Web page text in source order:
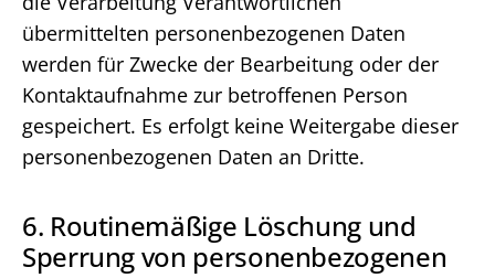
übermittelten personenbezogenen Daten
werden für Zwecke der Bearbeitung oder der
Kontaktaufnahme zur betroffenen Person
gespeichert. Es erfolgt keine Weitergabe dieser
personenbezogenen Daten an Dritte.
6. Routinemäßige Löschung und
Sperrung von personenbezogenen